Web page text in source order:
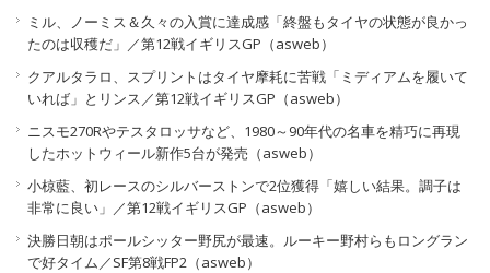
ミル、ノーミス＆久々の入賞に達成感「終盤もタイヤの状態が良かっ
たのは収穫だ」／第12戦イギリスGP（asweb）
クアルタラロ、スプリントはタイヤ摩耗に苦戦「ミディアムを履いて
いれば」とリンス／第12戦イギリスGP（asweb）
ニスモ270Rやテスタロッサなど、1980～90年代の名車を精巧に再現
したホットウィール新作5台が発売（asweb）
小椋藍、初レースのシルバーストンで2位獲得「嬉しい結果。調子は
非常に良い」／第12戦イギリスGP（asweb）
決勝日朝はポールシッター野尻が最速。ルーキー野村らもロングラン
で好タイム／SF第8戦FP2（asweb）